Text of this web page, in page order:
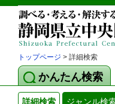
トップページ > 詳細検索
かんたん検索
詳細検索 ジャンル検